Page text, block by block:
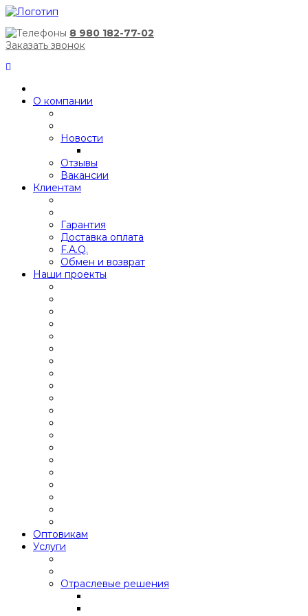
8 980 182-77-02
Заказать звонок
О компании
Новости
Отзывы
Вакансии
Клиентам
Гарантия
Доставка оплата
F.A.Q.
Обмен и возврат
Наши проекты
Оптовикам
Услуги
Отраслевые решения